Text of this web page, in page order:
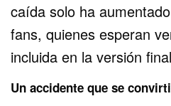
caída solo ha
fans, quienes esperan
incluida en la versión
Un accidente que se